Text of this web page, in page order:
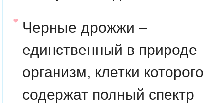
Черные дрожжи –
единственный в природе
организм, клетки которого
содержат полный спектр